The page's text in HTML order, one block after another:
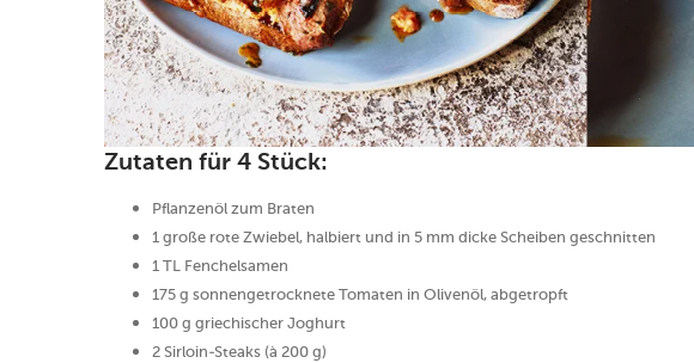
Zutaten für 4 Stück:
Pflanzenöl zum Braten
1 große rote Zwiebel, halbiert und in 5 mm dicke Scheiben geschnitten
1 TL Fenchelsamen
175 g sonnengetrocknete Tomaten in Olivenöl, abgetropft
100 g griechischer Joghurt
2 Sirloin-Steaks (à 200 g)